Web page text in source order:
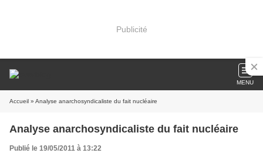
Publicité
MENU
Accueil » Analyse anarchosyndicaliste du fait nucléaire
Analyse anarchosyndicaliste du fait nucléaire
Publié le 19/05/2011 à 13:22